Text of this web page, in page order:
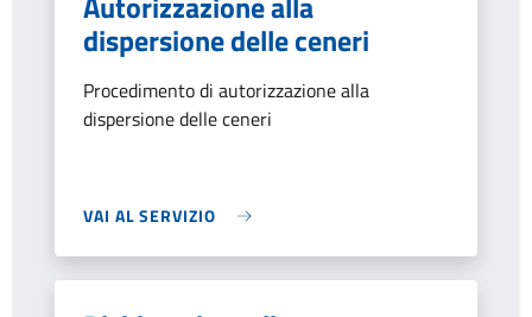
dispersione delle ceneri
Procedimento di autorizzazione alla
dispersione delle ceneri
VAI AL SERVIZIO